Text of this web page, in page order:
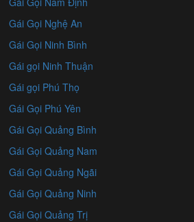
Gái Gọi Nghệ An
Gái Gọi Ninh Bình
Gái gọi Ninh Thuận
Gái gọi Phú Thọ
Gái Gọi Phú Yên
Gái Gọi Quảng Bình
Gái Gọi Quảng Nam
Gái Gọi Quảng Ngãi
Gái Gọi Quảng Ninh
Gái Gọi Quảng Trị